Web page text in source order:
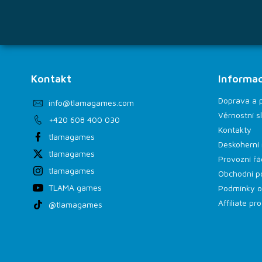
Kontakt
info@tlamagames.com
+420 608 400 030
tlamagames
tlamagames
tlamagames
TLAMA games
@tlamagames
Doprava a
Věrnostní
Kontakty
Provozní
Obchodní
Podmínky
Affiliate